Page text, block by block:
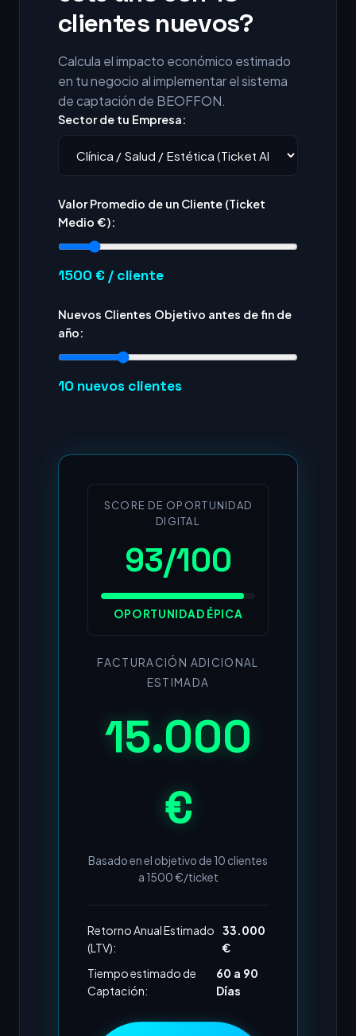
clientes nuevos?
Calcula el impacto económico estimado
en tu negocio al implementar el sistema
de captación de BEOFFON.
Sector de tu Empresa:
Valor Promedio de un Cliente (Ticket
Medio €):
1500 € / cliente
Nuevos Clientes Objetivo antes de fin de
año:
10 nuevos clientes
SCORE DE OPORTUNIDAD
DIGITAL
93/100
OPORTUNIDAD ÉPICA
FACTURACIÓN ADICIONAL
ESTIMADA
15.000
€
Basado en el objetivo de 10 clientes
a 1500€/ticket
Retorno Anual Estimado
(LTV):
33.000
€
Tiempo estimado de
Captación:
60 a 90
Días